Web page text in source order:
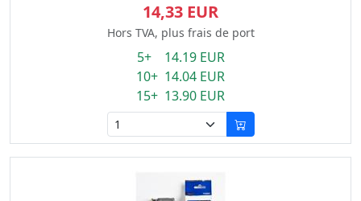
14,33 EUR
Hors TVA, plus frais de port
5+ 14.19 EUR
10+ 14.04 EUR
15+ 13.90 EUR